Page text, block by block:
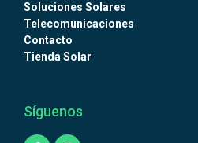
Soluciones Solares
Telecomunicaciones
Contacto
Tienda Solar
Síguenos